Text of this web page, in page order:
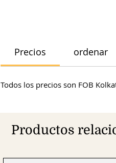
Precios ordenar
Todos los precios son FOB
Productos